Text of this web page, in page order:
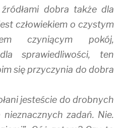
źródłami dobra także dla
człowiekiem o czystym
czyniącym pokój,
sprawiedliwości, ten
się przyczynia do dobra
jesteście do drobnych
nieznacznych zadań. Nie.